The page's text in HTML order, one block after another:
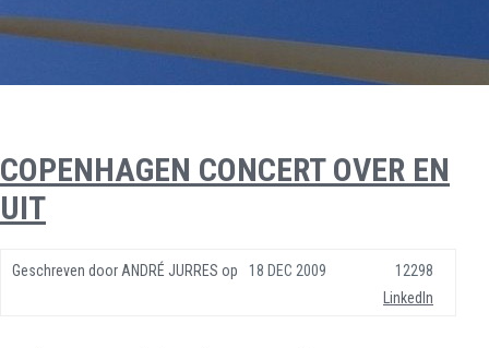
COPENHAGEN CONCERT OVER EN
UIT
Geschreven door ANDRÉ JURRES op 18 DEC 2009
12298
LinkedIn